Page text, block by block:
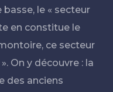
basse, le « secteur
en constitue le
ce secteur
On y découvre : la
des anciens